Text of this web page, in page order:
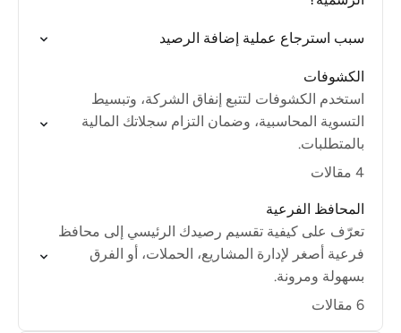
سبب استرجاع عملية إضافة الرصيد
الكشوفات
استخدم الكشوفات لتتبع إنفاق الشركة، وتبسيط
التسوية المحاسبية، وضمان التزام سجلاتك المالية
بالمتطلبات.
4 مقالات
المحافظ الفرعية
تعرّف على كيفية تقسيم رصيدك الرئيسي إلى محافظ
فرعية أصغر لإدارة المشاريع، الحملات، أو الفرق
بسهولة ومرونة.
6 مقالات